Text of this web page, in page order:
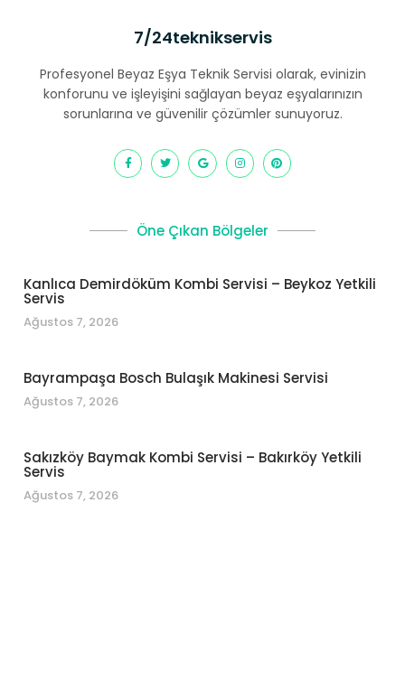
7/24teknikservis
Profesyonel Beyaz Eşya Teknik Servisi olarak, evinizin
konforunu ve işleyişini sağlayan beyaz eşyalarınızın
sorunlarına ve güvenilir çözümler sunuyoruz.
Öne Çıkan Bölgeler
Kanlıca Demirdöküm Kombi Servisi – Beykoz Yetkili
Servis
Ağustos 7, 2026
Bayrampaşa Bosch Bulaşık Makinesi Servisi
Ağustos 7, 2026
Sakızköy Baymak Kombi Servisi – Bakırköy Yetkili
Servis
Ağustos 7, 2026